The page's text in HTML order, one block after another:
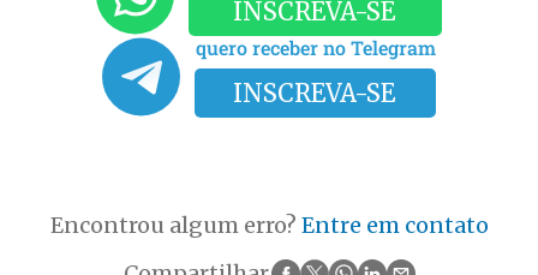
INSCREVA-SE
quero receber no Telegram
INSCREVA-SE
Encontrou algum erro? Entre em contato